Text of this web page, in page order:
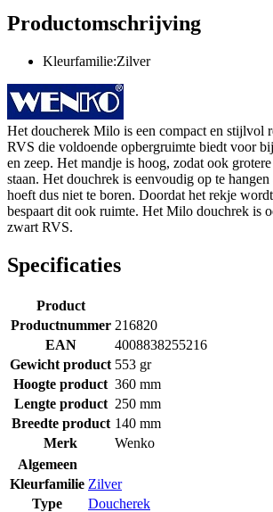
Productomschrijving
Kleurfamilie:Zilver
Het doucherek Milo is een compact en stijlvol
RVS die voldoende opbergruimte biedt voor
en zeep. Het mandje is hoog, zodat ook
staan. Het douchrek is eenvoudig op te hangen
hoeft dus niet te boren. Doordat het rekje
bespaart dit ook ruimte. Het Milo douchrek is
zwart RVS.
Specificaties
Product
Productnummer 216820
EAN
4008838255216
Gewicht product 553 gr
Hoogte product 360 mm
Lengte product 250 mm
Breedte product 140 mm
Merk
Wenko
Algemeen
Kleurfamilie Zilver
Type
Doucherek